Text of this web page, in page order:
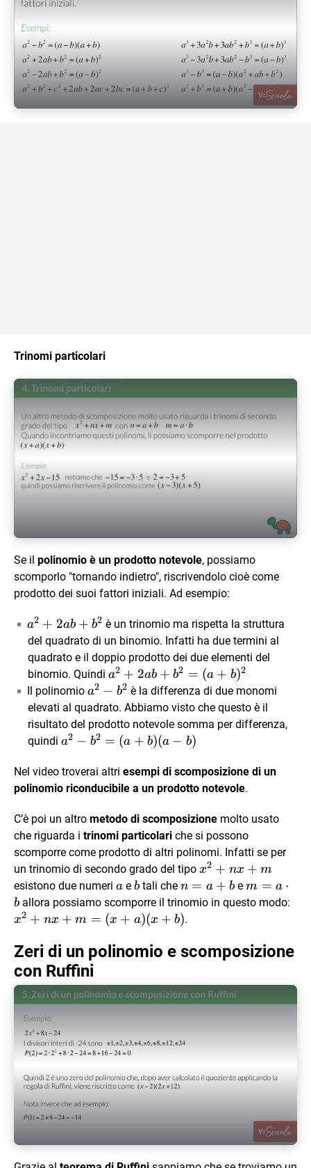
Play Video
Trinomi particolari
Play Video
Se il polinomio è un prodotto notevole, possiamo
scomporlo "tornando indietro", riscrivendolo cioè come
prodotto dei suoi fattori iniziali. Ad esempio:
a^2+2ab+b^2
a2 + 2ab + b2 è un trinomio ma rispetta la struttura
del quadrato di un binomio. Infatti ha due termini al
quadrato e il doppio prodotto dei due elementi del
binomio. Quindi a^2+2ab+b^2=
(a+b)^2
a2 + 2ab + b2 = (a + b)2
Il polinomio a^2-
b^2
a2 − b2 è la differenza di due monomi
elevati al quadrato. Abbiamo visto che questo è il
risultato del prodotto notevole somma per differenza,
quindi a^2-
(a+b)
(a-b)
a2 − b2 = (a + b)(a − b)
Nel video troverai altri esempi di scomposizione di un
polinomio riconducibile a un prodotto notevole.
C’è poi un altro metodo di scomposizione molto usato
che riguarda i trinomi particolari che si possono
scomporre come prodotto di altri polinomi. Infatti se per
un trinomio di secondo grado del tipo x^2+nx+m
x2 + nx + m
esistono due numeri a
a e b
b tali che n=a+b
n = a + b em=a\cdot
b
m = a ⋅
b allora possiamo scomporre il trinomio in questo modo:
x2 + nx + m = (x + a)(x + b).
Zeri di un polinomio e scomposizione
con Ruffini
Play Video